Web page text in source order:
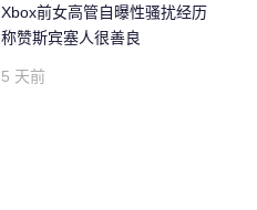
Xbox前女高管自曝性骚扰经历
称赞斯宾塞人很善良
5 天前